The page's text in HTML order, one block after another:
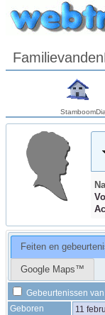
Stamboom
Feiten en
Google Maps™
Gebeurtenissen
Geboren
11